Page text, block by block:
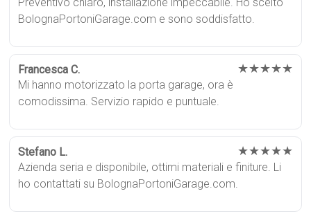
BolognaPortoniGarage.com e sono soddisfatto.
Francesca C. ★★★★★
Mi hanno motorizzato la porta garage, ora è
comodissima. Servizio rapido e puntuale.
Stefano L. ★★★★★
Azienda seria e disponibile, ottimi materiali e finiture. Li
ho contattati su BolognaPortoniGarage.com.